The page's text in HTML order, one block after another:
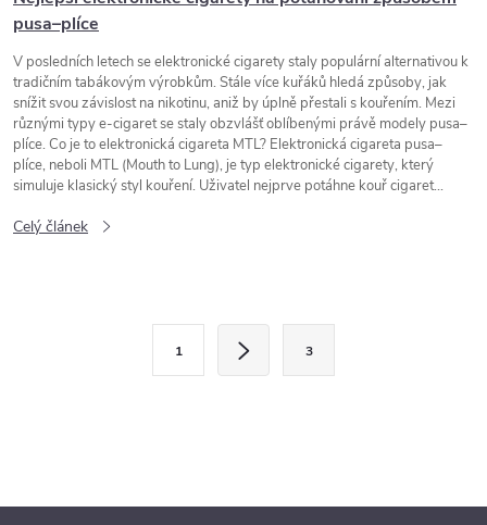
pusa–plíce
V posledních letech se elektronické cigarety staly populární alternativou k
tradičním tabákovým výrobkům. Stále více kuřáků hledá způsoby, jak
snížit svou závislost na nikotinu, aniž by úplně přestali s kouřením. Mezi
různými typy e-cigaret se staly obzvlášť oblíbenými právě modely pusa–
plíce. Co je to elektronická cigareta MTL? Elektronická cigareta pusa–
plíce, neboli MTL (Mouth to Lung), je typ elektronické cigarety, který
simuluje klasický styl kouření. Uživatel nejprve potáhne kouř cigaret...
Celý článek
1 3